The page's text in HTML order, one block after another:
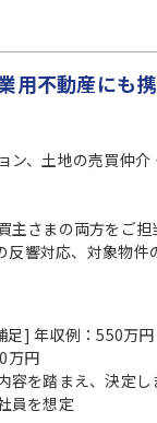
不動産にも
ン、土地の売買仲介
主さまの両方をご担
反響対応、対象物件
足] 年収例：550万
万円
を踏まえ、決定し
員を想定